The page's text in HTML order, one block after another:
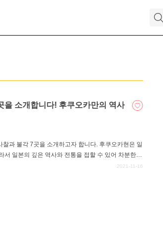
을 소개합니다! 후쿠오카만의 역사
과 불각 7곳을 소개하고자 합니다. 후쿠오카현은 일
서 일본의 깊은 역사와 전통을 접할 수 있어 차분한
2021-11-16